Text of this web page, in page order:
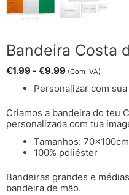
Bandeira Costa
€1.99 - €9.99 (Com IVA)
Personalizar com
Criamos a bandeira do teu
personalizada com tua
Tamanhos:
100% poliéster
Bandeiras grandes e
bandeira de mão.